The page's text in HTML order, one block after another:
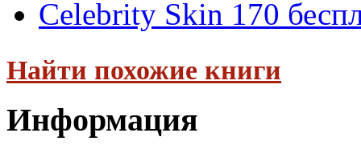
Celebrity Skin 170
Найти похожие книги
Информация